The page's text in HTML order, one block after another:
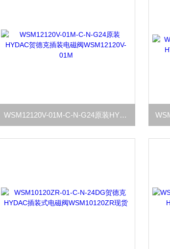
WSM12120V-01M-C-N-G24原装HYDAC贺德克插装电磁阀WSM12120V-01M